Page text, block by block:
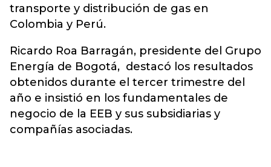
transporte y distribución de gas en
Colombia y Perú.
Ricardo Roa Barragán, presidente del Grupo
Energía de Bogotá, destacó los resultados
obtenidos durante el tercer trimestre del
año e insistió en los fundamentales de
negocio de la EEB y sus subsidiarias y
compañías asociadas.